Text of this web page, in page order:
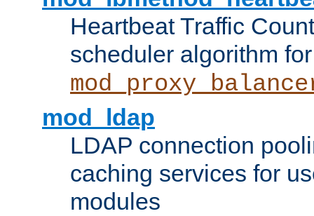
Heartbeat Traffic
scheduler algorithm for
mod_ldap
LDAP connection
caching services for
modules